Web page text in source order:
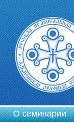
О семинарии